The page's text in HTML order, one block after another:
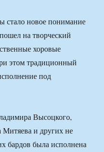
стало новое понимание
на творческий
хоровые
этом традиционный
под
Высоцкого,
Митяева и других не
бардов была исполнена